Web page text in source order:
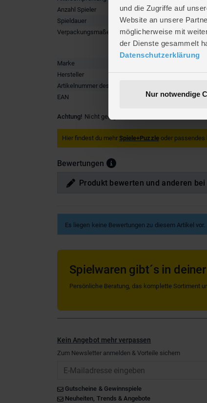
und die Zugriffe auf
Website an unsere
möglicherweise mit
der Dienste gesammelt
Datenschutzerklärung
Nur notwendige
Anzahl Spieler
2 - 4
Spieldauer
ca.
Verpackungsmaße
Marke
Hersteller
Artikelnummer des Herstellers
EAN
Achtung! Nicht geeignet für Kinder unter 3 Jahren.
Hier findest du mehr Spiele+Puzzleoder passendes
Bewertungen
Produkt bewerten und anderen
Es liegen keine Bewertungen zu diesem Artikel vor.
Spielwaren gibt´s in
Persönliche Beratung, das komplette Sortiment
Kein Angebot mehr verpassen
Zum Newsletter anmelden & Vorteile sichern
Gutscheine & Gewinnspiele
Neuheiten, Trends & Angebote